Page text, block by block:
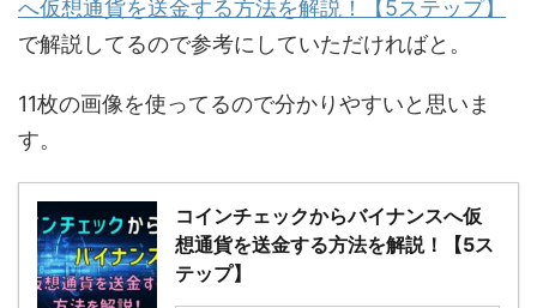
へ仮想通貨を送金する方法を解説！【5ステップ】
で解説してるので参考にしていただければと。
11枚の画像を使ってるので分かりやすいと思いま
す。
コインチェックからバイナンスへ仮
想通貨を送金する方法を解説！【5ス
テップ】